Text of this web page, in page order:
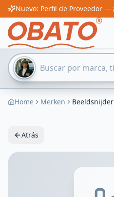
Home Merken Beeldsnijder
Atrás